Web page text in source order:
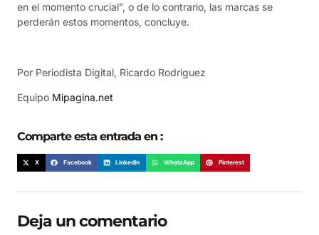
en el momento crucial”, o de lo contrario, las marcas se
perderán estos momentos, concluye.
Por Periodista Digital, Ricardo Rodríguez
Equipo Mipagina.net
Comparte esta entrada en :
X Facebook LinkedIn WhatsApp Pinterest
Deja un comentario